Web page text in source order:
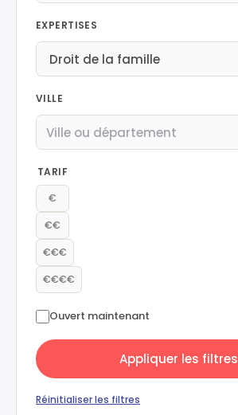
EXPERTISES
VILLE
TARIF
€
€€
€€€
€€€€
Ouvert maintenant
Appliquer les filtres
Réinitialiser les filtres